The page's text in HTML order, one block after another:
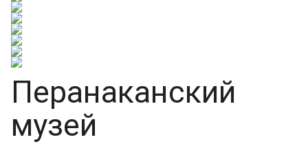
Перанаканский
музей